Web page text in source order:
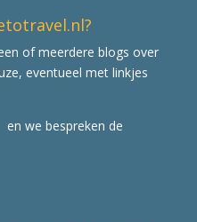
of meerdere blogs over
eventueel met linkjes
en we bespreken de